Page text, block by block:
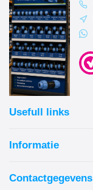
Usefull links
Informatie
Contactgegevens